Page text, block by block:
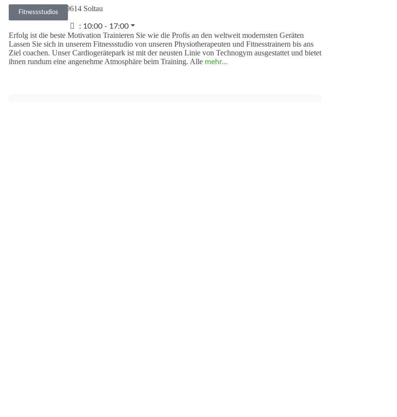
Fitnessstudios
Mühlenweg 17 29614 Soltau
: 10:00 - 17:00
Erfolg ist die beste Motivation Trainieren Sie wie die Profis an den weltweit modernsten Geräten
Lassen Sie sich in unserem Fitnessstudio von unseren Physiotherapeuten und Fitnesstrainern bis ans
Ziel coachen. Unser Cardiogerätepark ist mit der neusten Linie von Technogym ausgestattet und bietet
ihnen rundum eine angenehme Atmosphäre beim Training. Alle mehr...